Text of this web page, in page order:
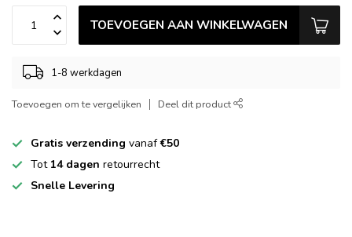
TOEVOEGEN AAN WINKELWAGEN
1-8 werkdagen
Toevoegen om te vergelijken Deel dit product
Gratis verzending vanaf€50
Tot 14 dagen retourrecht
Snelle Levering